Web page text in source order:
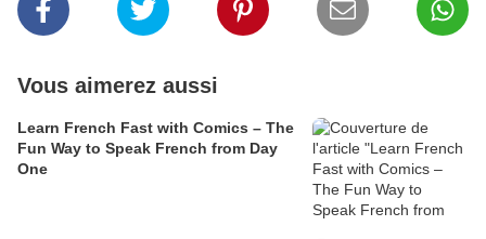
Vous aimerez aussi
Learn French Fast with Comics – The
Fun Way to Speak French from Day
One